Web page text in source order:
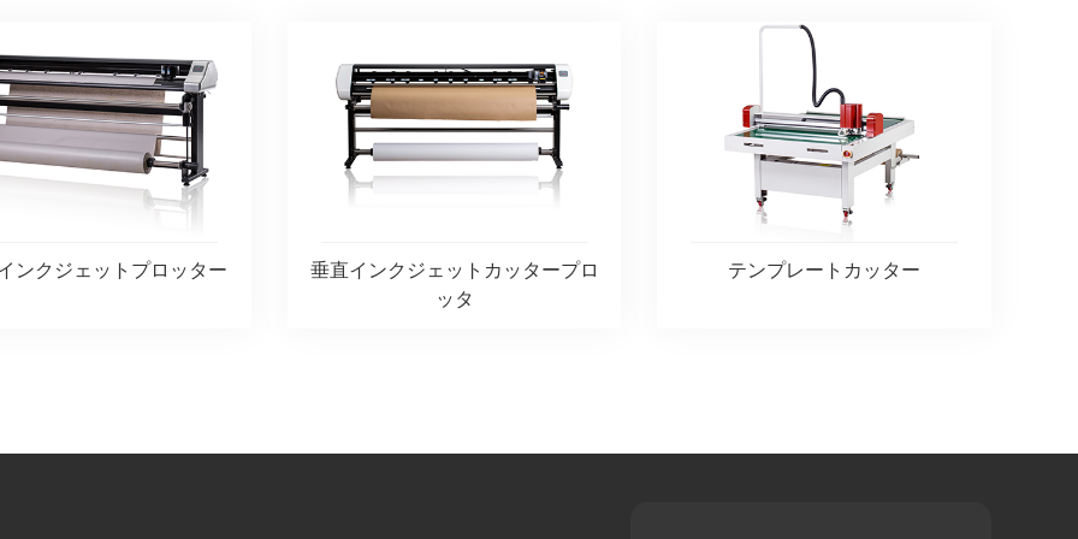
ンクジェットプロッター
垂直インクジェットカッタープロ
ッタ
テンプレートカッター